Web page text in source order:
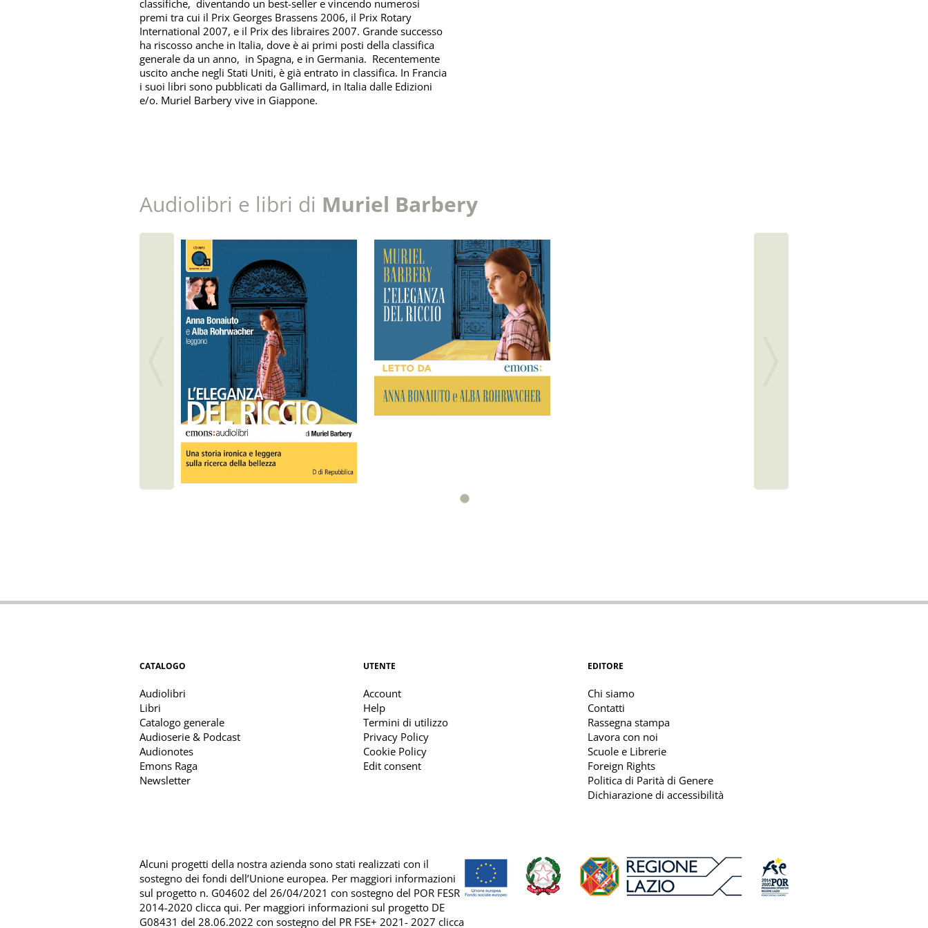
classifiche, diventando un best-seller e vincendo numerosi
premi tra cui il Prix Georges Brassens 2006, il Prix Rotary
International 2007, e il Prix des libraires 2007. Grande successo
ha riscosso anche in Italia, dove è ai primi posti della classifica
generale da un anno, in Spagna, e in Germania. Recentemente
uscito anche negli Stati Uniti, è già entrato in classifica. In Francia
i suoi libri sono pubblicati da Gallimard, in Italia dalle Edizioni
e/o. Muriel Barbery vive in Giappone.
Audiolibri e libri di Muriel Barbery
CATALOGO
Audiolibri
Libri
Catalogo generale
Audioserie & Podcast
Audionotes
Emons Raga
Newsletter
UTENTE
Account
Help
Termini di utilizzo
Privacy Policy
Cookie Policy
Edit consent
EDITORE
Chi siamo
Contatti
Rassegna stampa
Lavora con noi
Scuole e Librerie
Foreign Rights
Politica di Parità di Genere
Dichiarazione di accessibilità
Alcuni progetti della nostra azienda sono stati realizzati con il
sostegno dei fondi dell’Unione europea. Per maggiori informazioni
sul progetto n. G04602 del 26/04/2021 con sostegno del POR FESR
2014-2020 clicca qui. Per maggiori informazioni sul progetto DE
G08431 del 28.06.2022 con sostegno del PR FSE+ 2021- 2027 clicca